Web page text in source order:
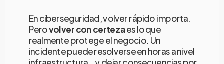
En ciberseguridad, volver rápido importa.
Perovolver con certezaes lo que
realmente protege el negocio. Un
incidente puede resolverse en horas a nivel